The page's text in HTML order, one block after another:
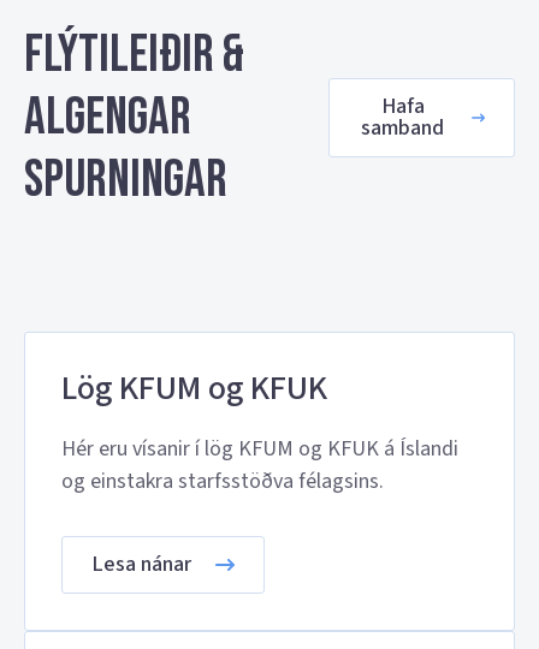
Flýtileiðir &
algengar
spurningar
Hafa
samband
Lög KFUM og KFUK
Hér eru vísanir í lög KFUM og KFUK á Íslandi
og einstakra starfsstöðva félagsins.
Lesa nánar